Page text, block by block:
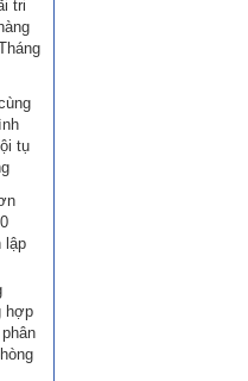
tri
tụ
lập
hợp